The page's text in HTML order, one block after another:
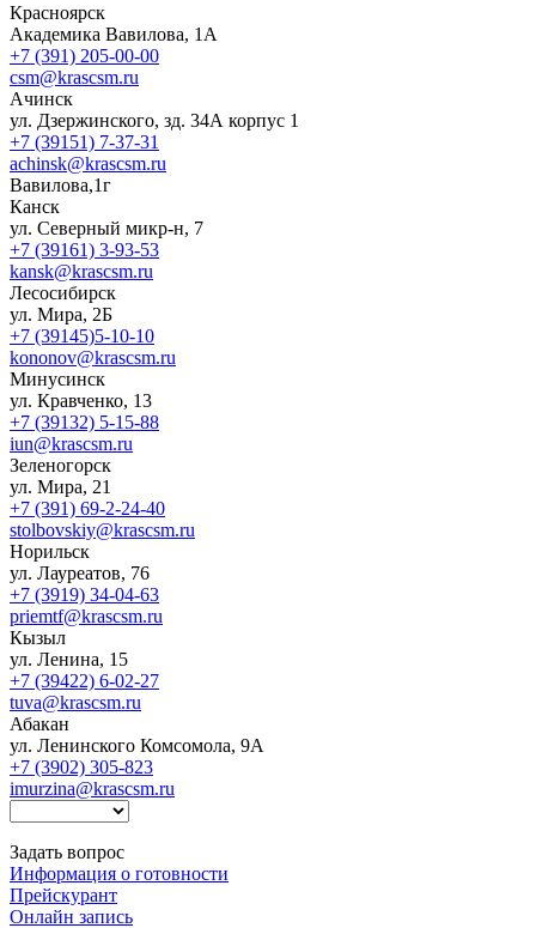
Красноярск
Академика Вавилова, 1А
+7 (391) 205-00-00
csm@krascsm.ru
Ачинск
ул. Дзержинского, зд. 34А корпус 1
+7 (39151) 7-37-31
achinsk@krascsm.ru
Вавилова,1г
Канск
ул. Северный микр-н, 7
+7 (39161) 3-93-53
kansk@krascsm.ru
Лесосибирск
ул. Мира, 2Б
+7 (39145)5-10-10
kononov@krascsm.ru
Минусинск
ул. Кравченко, 13
+7 (39132) 5-15-88
iun@krascsm.ru
Зеленогорск
ул. Мира, 21
+7 (391) 69-2-24-40
stolbovskiy@krascsm.ru
Норильск
ул. Лауреатов, 76
+7 (3919) 34-04-63
priemtf@krascsm.ru
Кызыл
ул. Ленина, 15
+7 (39422) 6-02-27
tuva@krascsm.ru
Абакан
ул. Ленинского Комсомола, 9А
+7 (3902) 305-823
imurzina@krascsm.ru
Задать вопрос
Информация о готовности
Прейскурант
Онлайн запись